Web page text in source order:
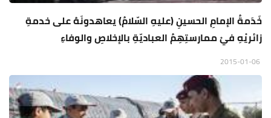
خَدَمةُ الإمامِ الحسينِ (عليهِ السّلامُ) يعاهدونَهُ على خدمةِ
زائريْهِ فيْ ممارستِهِمُ العباديّةِ بالإخلاصِ والوفاءِ